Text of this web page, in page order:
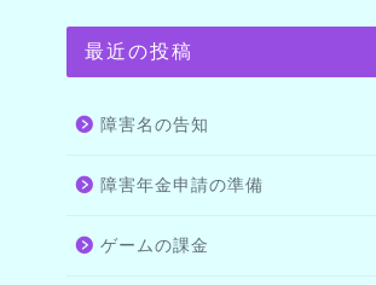
最近の投稿
障害名の告知
障害年金申請の準備
ゲームの課金